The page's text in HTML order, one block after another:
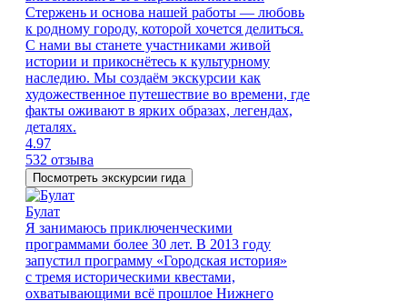
Стержень и основа нашей работы — любовь
к родному городу, которой хочется делиться.
С нами вы станете участниками живой
истории и прикоснётесь к культурному
наследию. Мы создаём экскурсии как
художественное путешествие во времени, где
факты оживают в ярких образах, легендах,
деталях.
4.97
532 отзыва
Посмотреть экскурсии гида
Булат
Я занимаюсь приключенческими
программами более 30 лет. В 2013 году
запустил программу «Городская история»
с тремя историческими квестами,
охватывающими всё прошлое Нижнего